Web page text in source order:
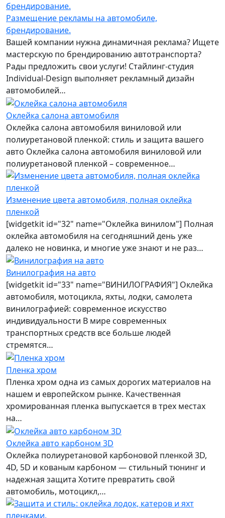
Размещение рекламы на автомобиле,
брендирование.
Вашей компании нужна динамичная реклама? Ищете
мастерскую по брендированию автотранспорта?
Рады предложить свои услуги! Стайлинг-студия
Individual-Design выполняет рекламный дизайн
автомобилей…
Оклейка салона автомобиля
Оклейка салона автомобиля виниловой или
полиуретановой пленкой: стиль и защита вашего
авто Оклейка салона автомобиля виниловой или
полиуретановой пленкой – современное…
Изменение цвета автомобиля, полная оклейка
пленкой
[widgetkit id="32" name="Оклейка винилом"] Полная
оклейка автомобиля на сегодняшний день уже
далеко не новинка, и многие уже знают и не раз…
Винилография на авто
[widgetkit id="33" name="ВИНИЛОГРАФИЯ"] Оклейка
автомобиля, мотоцикла, яхты, лодки, самолета
винилографией: современное искусство
индивидуальности В мире современных
транспортных средств все больше людей
стремятся…
Пленка хром
Пленка хром одна из самых дорогих материалов на
нашем и европейском рынке. Качественная
хромированная пленка выпускается в трех местах
на…
Оклейка авто карбоном 3D
Оклейка полиуретановой карбоновой пленкой 3D,
4D, 5D и кованым карбоном — стильный тюнинг и
надежная защита Хотите превратить свой
автомобиль, мотоцикл,…